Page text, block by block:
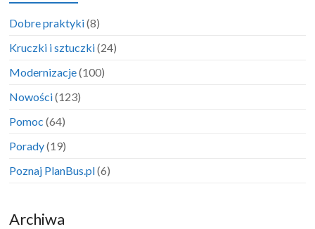
Dobre praktyki(8)
Kruczki i sztuczki(24)
Modernizacje(100)
Nowości(123)
Pomoc (64)
Porady(19)
Poznaj PlanBus.pl(6)
Archiwa